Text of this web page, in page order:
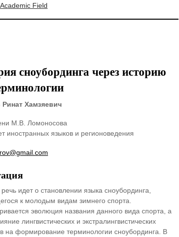
Field
сноубординга через историю
Хамзяевич
М.В. Ломоносова
иностранных языков и регионоведения
речь идет о становлении языка сноубординга,
к молодым видам зимнего спорта.
эволюция названия данного вида спорта, а
лингвистических и экстралингвистических
на формирование терминологии сноубординга. В